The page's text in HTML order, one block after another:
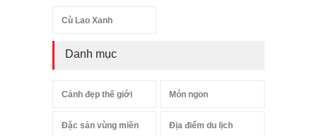
Cù Lao Xanh
Danh mục
Cảnh đẹp thế giới Món ngon
Đặc sản vùng miền Địa điểm du lịch